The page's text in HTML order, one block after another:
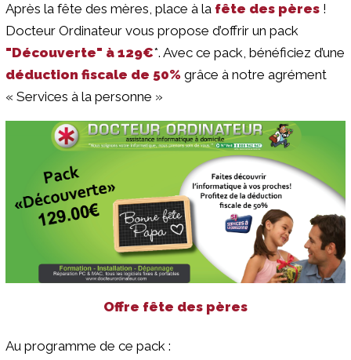
Après la fête des mères, place à la fête des pères !
Docteur Ordinateur vous propose d’offrir un pack
"Découverte" à 129€*. Avec ce pack, bénéficiez d’une
déduction fiscale de 50% grâce à notre agrément
« Services à la personne »
Offre fête des pères
Au programme de ce pack :